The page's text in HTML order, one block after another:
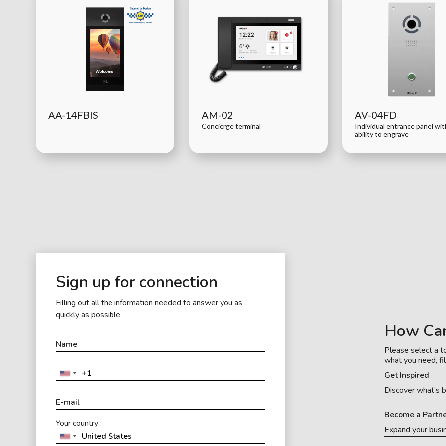
AA-14FBIS AM-02
Concierge terminal
AV-04FD
Individual entrance panel
ability to engrave
Sign up for connection
Filling out all the information needed to answer you as
quickly as possible
Your country
How
Please select a
what you need,
Get Inspired
Discover what’s
Become a
Expand your